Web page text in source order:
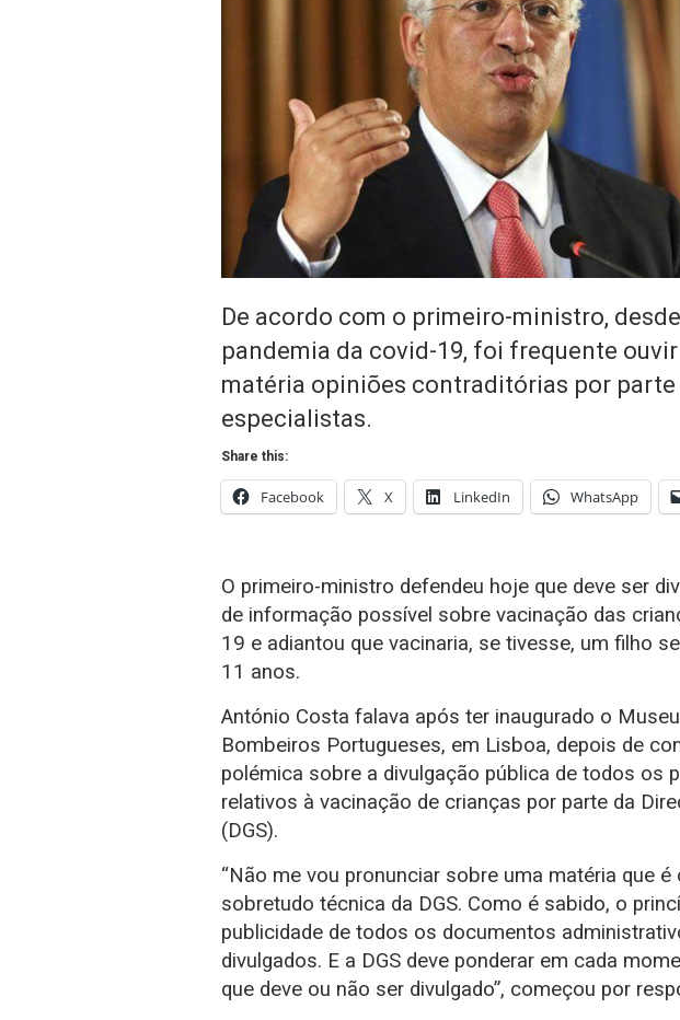
De acordo com o primeiro-ministro,
pandemia da covid-19, foi frequente
matéria opiniões contraditórias por
especialistas.
Share this:
Facebook X LinkedIn WhatsApp
O primeiro-ministro defendeu hoje que deve ser
de informação possível sobre vacinação das
19 e adiantou que vacinaria, se tivesse, um filho
11 anos.
António Costa falava após ter inaugurado o
Bombeiros Portugueses, em Lisboa, depois de
polémica sobre a divulgação pública de todos os
relativos à vacinação de crianças por parte da
(DGS).
“Não me vou pronunciar sobre uma matéria que é
sobretudo técnica da DGS. Como é sabido, o
publicidade de todos os documentos
divulgados. E a DGS deve ponderar em cada
que deve ou não ser divulgado”, começou por